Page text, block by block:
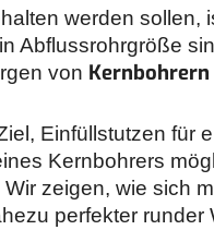
werden sollen,
Abflussrohrgröße
von Kernbohrern
Einfüllstutzen für
Kernbohrers
zeigen, wie sich
perfekter runder